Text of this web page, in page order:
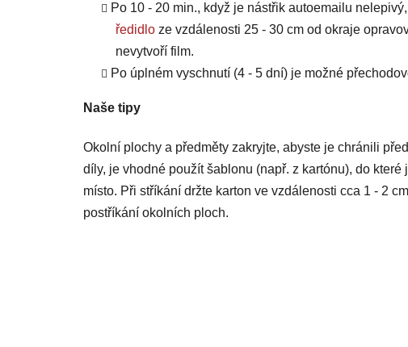
Po 10 - 20 min., když je nástřik autoemailu
ředidlo ze vzdálenosti 25 - 30 cm od okraje
nevytvoří film.
Po úplném vyschnutí (4 - 5 dní) je možné
Naše tipy
Okolní plochy a předměty zakryjte, abyste je chránili
díly, je vhodné použít šablonu (např. z kartónu), do
místo. Při stříkání držte karton ve vzdálenosti cca 1 - 2
postříkání okolních ploch.